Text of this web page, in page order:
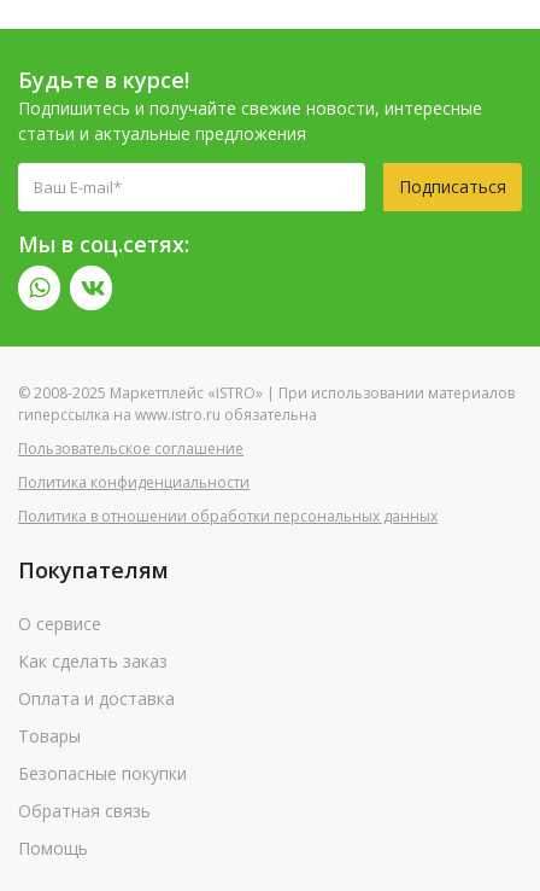
Будьте в курсе!
Подпишитесь и получайте свежие новости, интересные
статьи и актуальные предложения
Подписаться
Мы в соц.сетях:
© 2008-2025 Маркетплейс «ISTRO» | При использовании материалов
гиперссылка на www.istro.ru обязательна
Пользовательское соглашение
Политика конфиденциальности
Политика в отношении обработки персональных данных
Покупателям
О сервисе
Как сделать заказ
Оплата и доставка
Товары
Безопасные покупки
Обратная связь
Помощь